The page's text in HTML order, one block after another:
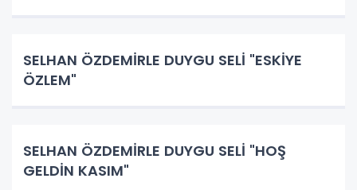
SELHAN ÖZDEMİRLE DUYGU SELİ "ESKİYE
ÖZLEM"
SELHAN ÖZDEMİRLE DUYGU SELİ "HOŞ
GELDİN KASIM"